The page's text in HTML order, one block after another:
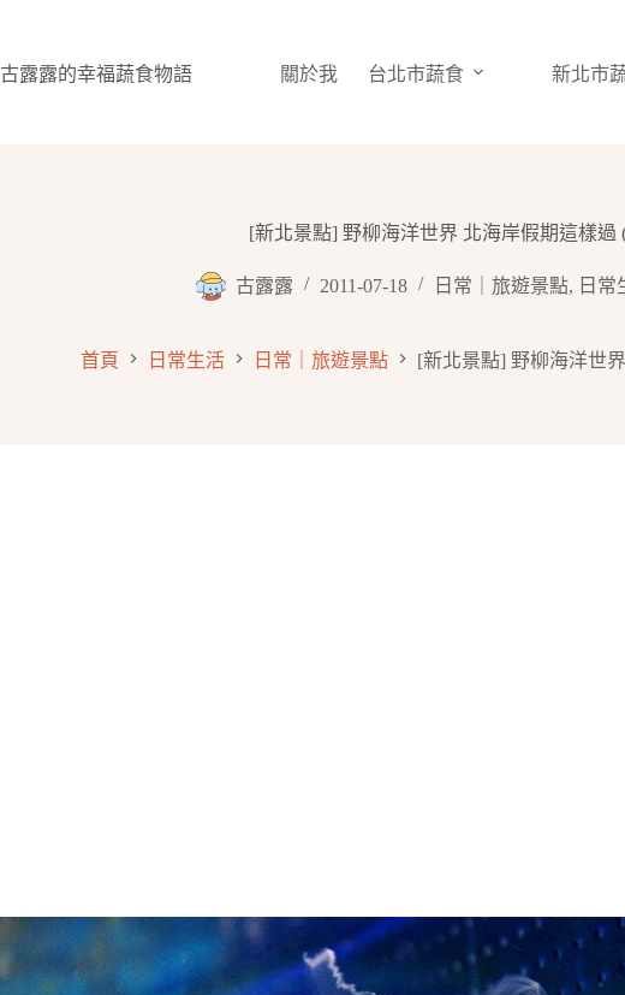
主
古露露的幸福蔬食物語 關於我 台北市蔬食 新北市
[新北景點] 野柳海洋世界 北海岸假期這樣過
古露露 2011-07-18 日常｜旅遊景點, 日常
首頁 日常生活 日常｜旅遊景點 [新北景點] 野柳海洋世